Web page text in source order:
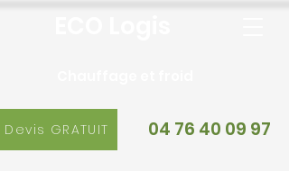
Devis GRATUIT 04 76 40 09 97